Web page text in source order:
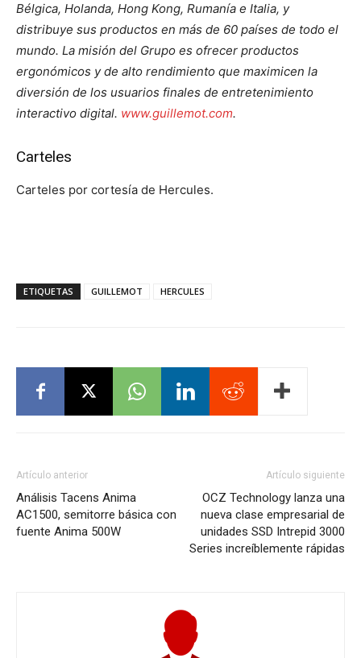
Bélgica, Holanda, Hong Kong, Rumanía e Italia, y
distribuye sus productos en más de 60 países de todo el
mundo. La misión del Grupo es ofrecer productos
ergonómicos y de alto rendimiento que maximicen la
diversión de los usuarios finales de entretenimiento
interactivo digital. www.guillemot.com.
Carteles
Carteles por cortesía de Hercules.
ETIQUETAS GUILLEMOT HERCULES
Artículo anterior
Análisis Tacens Anima
AC1500, semitorre básica con
fuente Anima 500W
Artículo siguiente
OCZ Technology lanza una
nueva clase empresarial de
unidades SSD Intrepid 3000
Series increíblemente rápidas